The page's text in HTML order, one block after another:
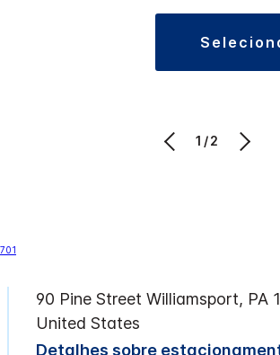
1/2
90 Pine Street Williamsport, PA
United States
Detalhes sobre